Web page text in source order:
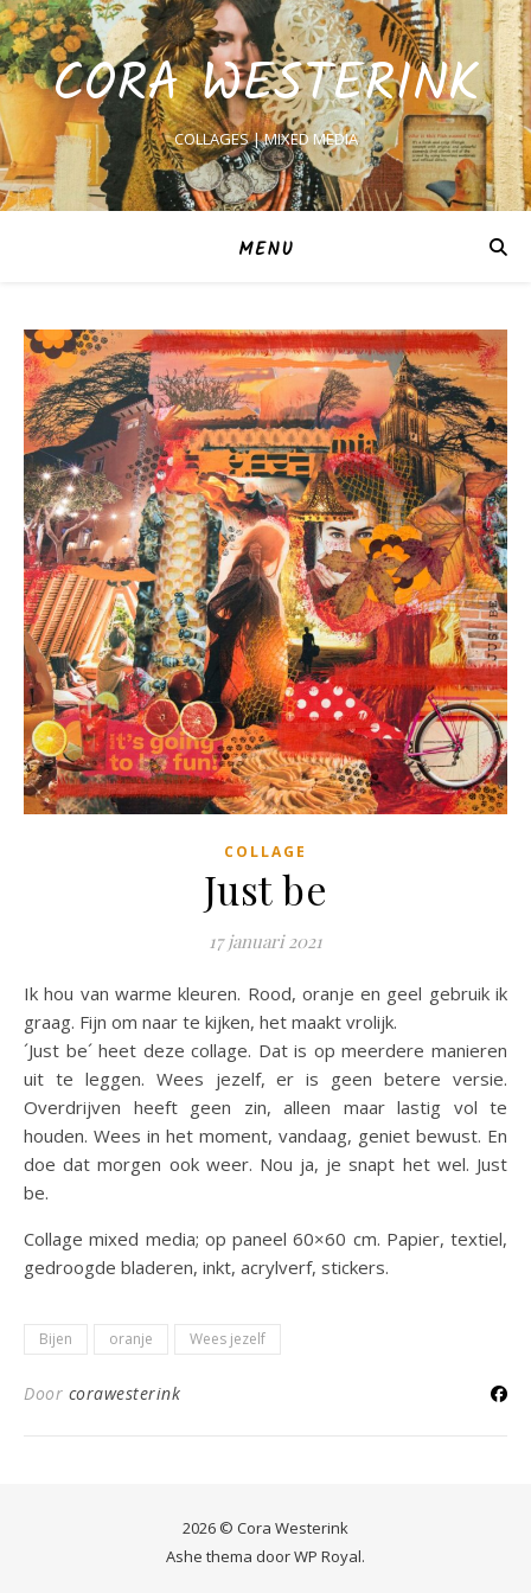
CORA WESTERINK
COLLAGES | MIXED MEDIA
MENU
COLLAGE
Just be
17 januari 2021
Ik hou van warme kleuren. Rood, oranje en geel gebruik ik
graag. Fijn om naar te kijken, het maakt vrolijk.
´Just be´ heet deze collage. Dat is op meerdere manieren
uit te leggen. Wees jezelf, er is geen betere versie.
Overdrijven heeft geen zin, alleen maar lastig vol te
houden. Wees in het moment, vandaag, geniet bewust. En
doe dat morgen ook weer. Nou ja, je snapt het wel. Just
be.
Collage mixed media; op paneel 60×60 cm. Papier, textiel,
gedroogde bladeren, inkt, acrylverf, stickers.
Bijen oranje Wees jezelf
Door corawesterink
2026 © Cora Westerink
Ashe thema doorWP Royal.